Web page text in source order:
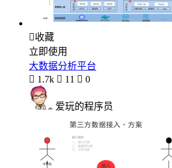
收藏
立即使用
大数据分析平台
 1.7k  11  0
爱玩的程序员